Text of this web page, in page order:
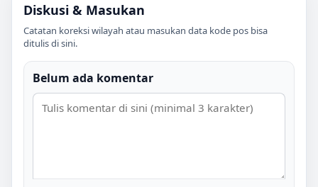
Diskusi & Masukan
Catatan koreksi wilayah atau masukan data kode pos bisa
ditulis di sini.
Belum ada komentar